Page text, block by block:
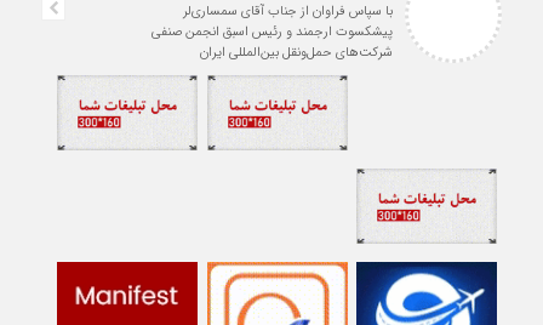
با سپاس فراوان از جناب آقای سمساری‌لر
پیشکسوت ارجمند و رئیس اسبق انجمن صنفی
شرکت‌های حمل‌ونقل بین‌المللی ایران